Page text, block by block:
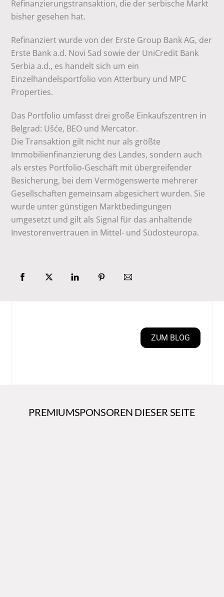
Refinanzierungstransaktion, die der serbische Markt
bisher gesehen hat.
Refinanziert wurde von der Erste Group Bank AG, der
Erste Bank a.d. Novi Sad sowie der UniCredit Bank
Serbia a.d., es handelt sich um ein
Einzelhandelsportfolio von Atterbury und MPC
Properties.
Das Portfolio umfasst drei große Einkaufszentren in
Belgrad: Ušće, BEO und Mercator.
Die Transaktion gilt nicht nur als größte
Immobilienfinanzierung des Landes, sondern auch
als erstes Portfolio-Geschäft mit übergreifender
Besicherung, bei dem Vermögenswerte mehrerer
Gesellschaften gemeinsam abgesichert wurden. Sie
wurde unter günstigen Marktbedingungen
umgesetzt und gilt als Signal für das anhaltende
Investorenvertrauen in Mittel- und Südosteuropa.
ZUM BLOG
PREMIUMSPONSOREN DIESER SEITE